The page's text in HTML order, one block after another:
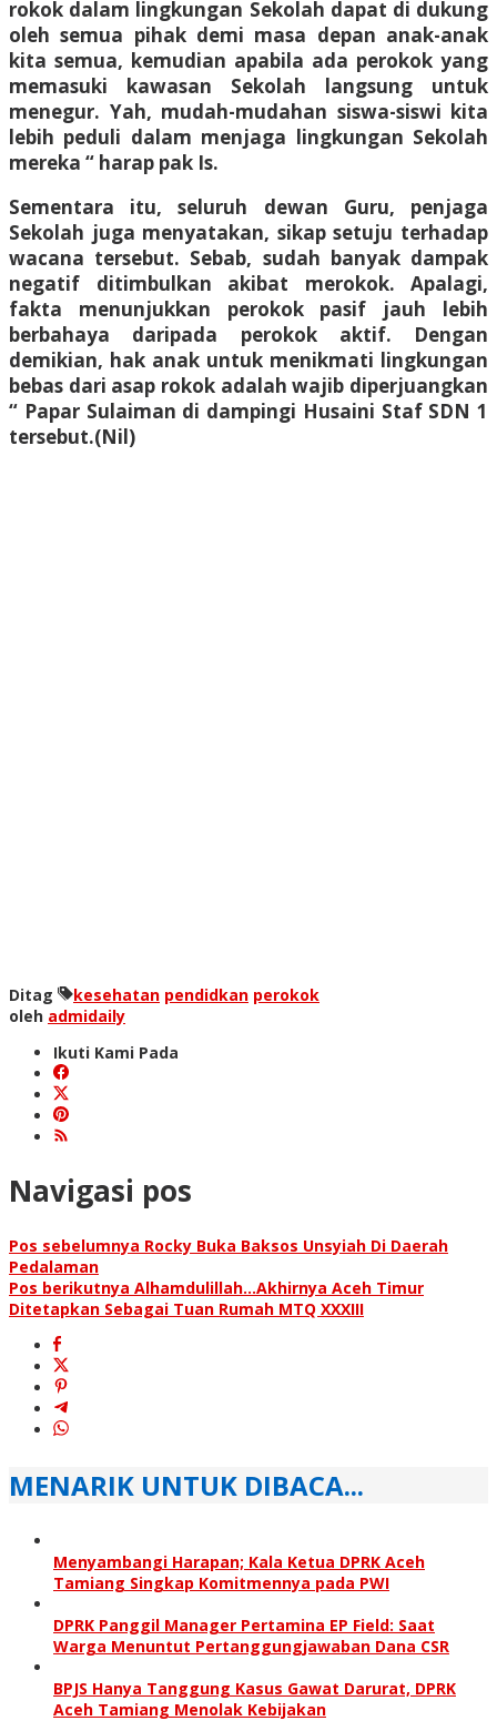
rokok dalam lingkungan Sekolah dapat di dukung
oleh semua pihak demi masa depan anak-anak
kita semua, kemudian apabila ada perokok yang
memasuki kawasan Sekolah langsung untuk
menegur. Yah, mudah-mudahan siswa-siswi kita
lebih peduli dalam menjaga lingkungan Sekolah
mereka “ harap pak Is.
Sementara itu, seluruh dewan Guru, penjaga
Sekolah juga menyatakan, sikap setuju terhadap
wacana tersebut. Sebab, sudah banyak dampak
negatif ditimbulkan akibat merokok. Apalagi,
fakta menunjukkan perokok pasif jauh lebih
berbahaya daripada perokok aktif. Dengan
demikian, hak anak untuk menikmati lingkungan
bebas dari asap rokok adalah wajib diperjuangkan
“ Papar Sulaiman di dampingi Husaini Staf SDN 1
tersebut.(Nil)
Ditag kesehatan pendidkan perokok
oleh admidaily
Ikuti Kami Pada
Navigasi pos
Pos sebelumnya Rocky Buka Baksos Unsyiah Di Daerah
Pedalaman
Pos berikutnya Alhamdulillah…Akhirnya Aceh Timur
Ditetapkan Sebagai Tuan Rumah MTQ XXXIII
MENARIK UNTUK DIBACA...
Menyambangi Harapan; Kala Ketua DPRK Aceh
Tamiang Singkap Komitmennya pada PWI
DPRK Panggil Manager Pertamina EP Field: Saat
Warga Menuntut Pertanggung­jawaban Dana CSR
BPJS Hanya Tanggung Kasus Gawat Darurat, DPRK
Aceh Tamiang Menolak Kebijakan